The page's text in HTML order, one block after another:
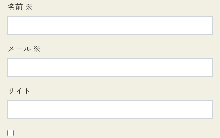
名前 ※
メール ※
サイト